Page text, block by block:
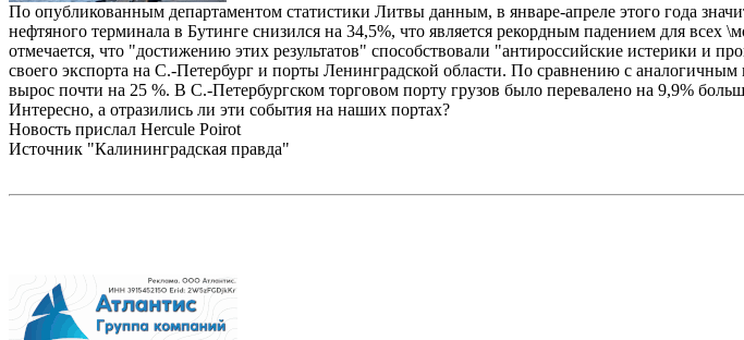
По опубликованным департаментом статистики Литвы данным, в январе-апреле этого года
нефтяного терминала в Бутинге снизился на 34,5%, что является рекордным падением для
отмечается, что "достижению этих результатов" способствовали "антироссийские истерики и
своего экспорта на С.-Петербург и порты Ленинградской области. По сравнению с
вырос почти на 25 %. В С.-Петербургском торговом порту грузов было перевалено на 9,9%
Интересно, а отразились ли эти события на наших портах?
Новость прислал Hercule Poirot
Источник "Калининградская правда"